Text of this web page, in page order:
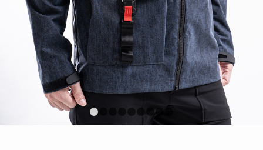
1 6 7 8 9